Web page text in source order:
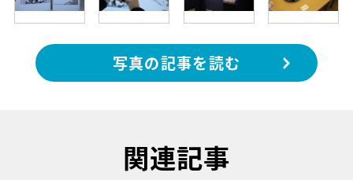
写真の記事を読む
関連記事